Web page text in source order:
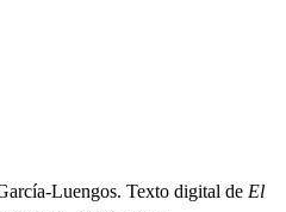
Luengos. Texto digital de El